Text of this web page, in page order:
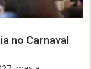
no Carnaval